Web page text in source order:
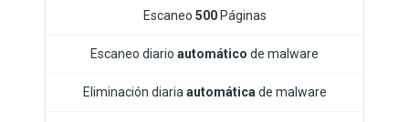
Escaneo 500Páginas
Escaneo diario automático de malware
Eliminación diaria automática de malware